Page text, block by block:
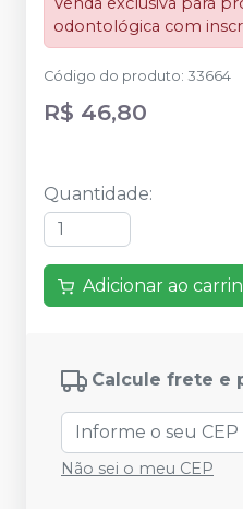
odontológica com
Código do produto: 33664
R$ 46,80
Quantidade:
Adicionar ao
Calcule frete e
Não sei o meu CEP